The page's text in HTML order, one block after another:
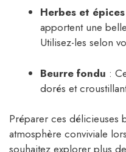
Herbes et épices
apportent une
Utilisez-les selon
Beurre fondu :
dorés et
Préparer ces délicieuses
atmosphère conviviale